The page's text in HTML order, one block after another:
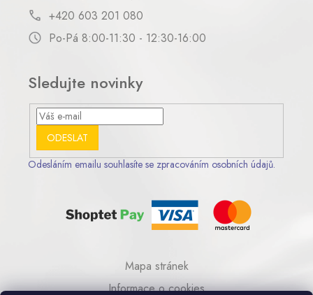
+420 603 201 080
Po-Pá 8:00-11:30 - 12:30-16:00
Sledujte novinky
ODESLAT
Odesláním emailu souhlasíte se zpracováním osobních údajů.
Mapa stránek
Informace o cookies